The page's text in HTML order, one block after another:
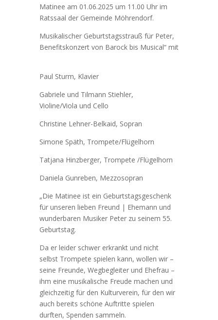
Matinee am 01.06.2025 um 11.00 Uhr im
Ratssaal der Gemeinde Möhrendorf.
Musikalischer Geburtstagsstrauß für Peter,
Benefitskonzert von Barock bis Musical“ mit
Paul Sturm, Klavier
Gabriele und Tilmann Stiehler,
Violine/Viola und Cello
Christine Lehner-Belkaid, Sopran
Simone Späth, Trompete/Flügelhorn
Tatjana Hinzberger, Trompete /Flügelhorn
Daniela Gunreben, Mezzosopran
„Die Matinee ist ein Geburtstagsgeschenk
für unseren lieben Freund | Ehemann und
wunderbaren Musiker Peter zu seinem 55.
Geburtstag.
Da er leider schwer erkrankt und nicht
selbst Trompete spielen kann, wollen wir –
seine Freunde, Wegbegleiter und Ehefrau –
ihm eine musikalische Freude machen und
gleichzeitig für den Kulturverein, für den wir
auch bereits schöne Auftritte spielen
durften, Spenden sammeln.